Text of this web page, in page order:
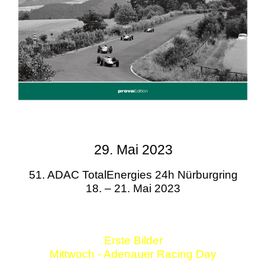
29. Mai 2023
51. ADAC TotalEnergies 24h Nürburgring
18. – 21. Mai 2023
Erste Bilder
Mittwoch - Adenauer Racing Day